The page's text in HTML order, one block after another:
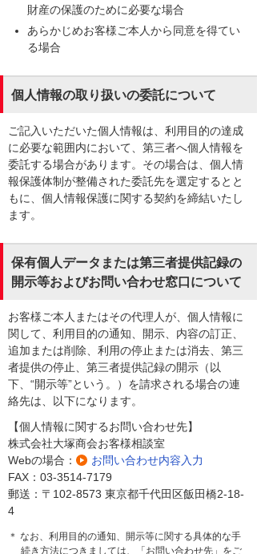
財産の保護のために必要な場合
あらかじめお客様ご本人から同意を得てい
る場合
個人情報の取り扱いの委託について
ご記入いただいた個人情報は、利用目的の達成
に必要な範囲内において、第三者へ個人情報を
委託する場合があります。その場合は、個人情
報保護体制が整備された委託先を選定するとと
もに、個人情報保護に関する契約を締結いたし
ます。
保有個人データまたは第三者提供記録の
開示等およびお問い合わせ窓口について
お客様ご本人またはその代理人が、個人情報に
関して、利用目的の通知、開示、内容の訂正、
追加または削除、利用の停止または消去、第三
者提供の停止、第三者提供記録の開示（以
下、“開示等”という。）を請求される場合の連
絡先は、以下になります。
【個人情報に関するお問い合わせ先】
株式会社大塚商会お客様相談室
Webの場合：
お問い合わせ内容入力
FAX：03-3514-7179
郵送：〒102-8573 東京都千代田区飯田橋2-18-
4
＊ なお、利用目的の通知、開示等に関する具体的な手
続き方法につきましては、「お問い合わせ先」をご